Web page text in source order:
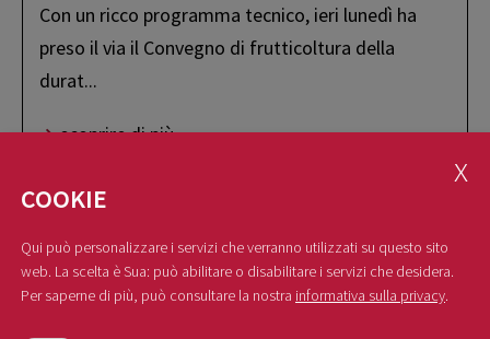
Con un ricco programma tecnico, ieri lunedì ha
preso il via il Convegno di frutticoltura della
durat...
scoprire di più
COOKIE
Qui può personalizzare i servizi che verranno utilizzati su questo sito
web. La scelta è Sua: può abilitare o disabilitare i servizi che desidera.
Per saperne di più, può consultare la nostra informativa sulla privacy.